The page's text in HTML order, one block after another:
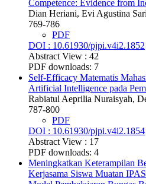
Competence: Evidence from
Dian Heriani, Evi Agustina
769-786
PDF
DOI : 10.61930/pjpi.v4i2.1852
Abstract View : 42
PDF downloads: 7
Self-Efficacy Matematis
Artificial Intelligence pada
Rabiatul Aeprilia Nuraisyah,
787-800
PDF
DOI : 10.61930/pjpi.v4i2.1854
Abstract View : 17
PDF downloads: 4
Meningkatkan Keterampilan
Kerjasama Siswa Muatan